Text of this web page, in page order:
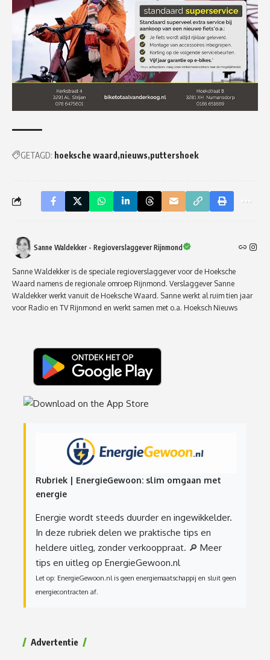
GETAGD: hoeksche waard nieuws puttershoek
Sanne Waldekker - Regioverslaggever Rijnmond
Sanne Waldekker is de speciale regioverslaggever voor de Hoeksche
Waard namens de regionale omroep Rijnmond. Verslaggever Sanne
Waldekker werkt vanuit de Hoeksche Waard. Sanne werkt al ruim tien jaar
voor Radio en TV Rijnmond en werkt samen met o.a. Hoeksch Nieuws
Rubriek | EnergieGewoon: slim omgaan met
energie
Energie wordt steeds duurder en ingewikkelder.
In deze rubriek delen we praktische tips en
heldere uitleg, zonder verkooppraat. 🔎 Meer
tips en uitleg op EnergieGewoon.nl
Let op: EnergieGewoon.nl is geen energiemaatschappij en sluit geen
energiecontracten af.
Advertentie